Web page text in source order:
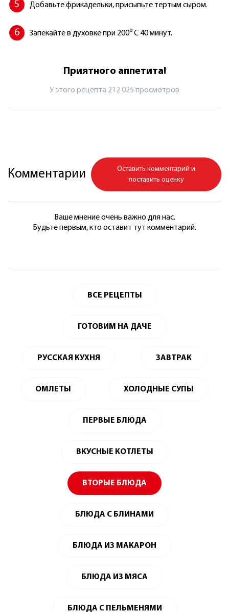
Добавьте фрикадельки, присыпьте тертым сыром.
Запекайте в духовке при 200⁰ С 40 минут.
Приятного аппетита!
У этого рецепта 212 025 просмотров
Комментарии
Оставить комментарий и
поставить оценку
Ваше мнение очень важно для нас.
Будьте первым, кто оставит тут комментарий.
ВСЕ РЕЦЕПТЫ
ГОТОВИМ НА ДАЧЕ
РУССКАЯ КУХНЯ ЗАВТРАК
ОМЛЕТЫ ХОЛОДНЫЕ СУПЫ
ПЕРВЫЕ БЛЮДА
ВКУСНЫЕ КОТЛЕТЫ
ВТОРЫЕ БЛЮДА
БЛЮДА С БЛИНАМИ
БЛЮДА ИЗ МАКАРОН
БЛЮДА ИЗ МЯСА
БЛЮДА С ПЕЛЬМЕНЯМИ